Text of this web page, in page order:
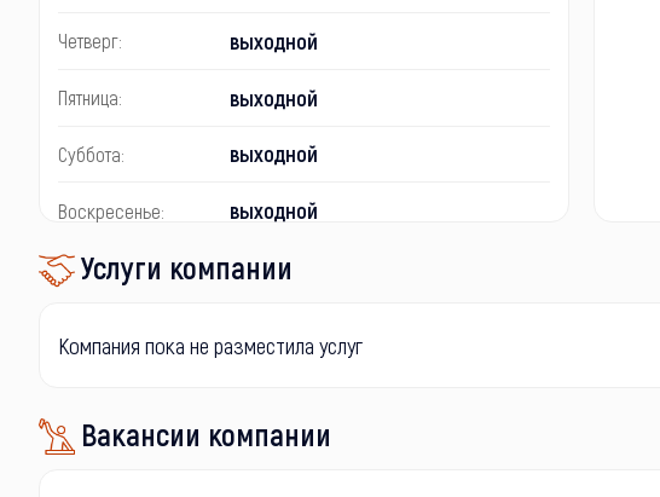
Четверг: выходной
Пятница: выходной
Суббота: выходной
Воскресенье: выходной
Услуги компании
Компания пока не разместила услуг
Вакансии компании